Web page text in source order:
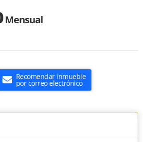
Mensual
Recomendar inmueble
por correo electrónico